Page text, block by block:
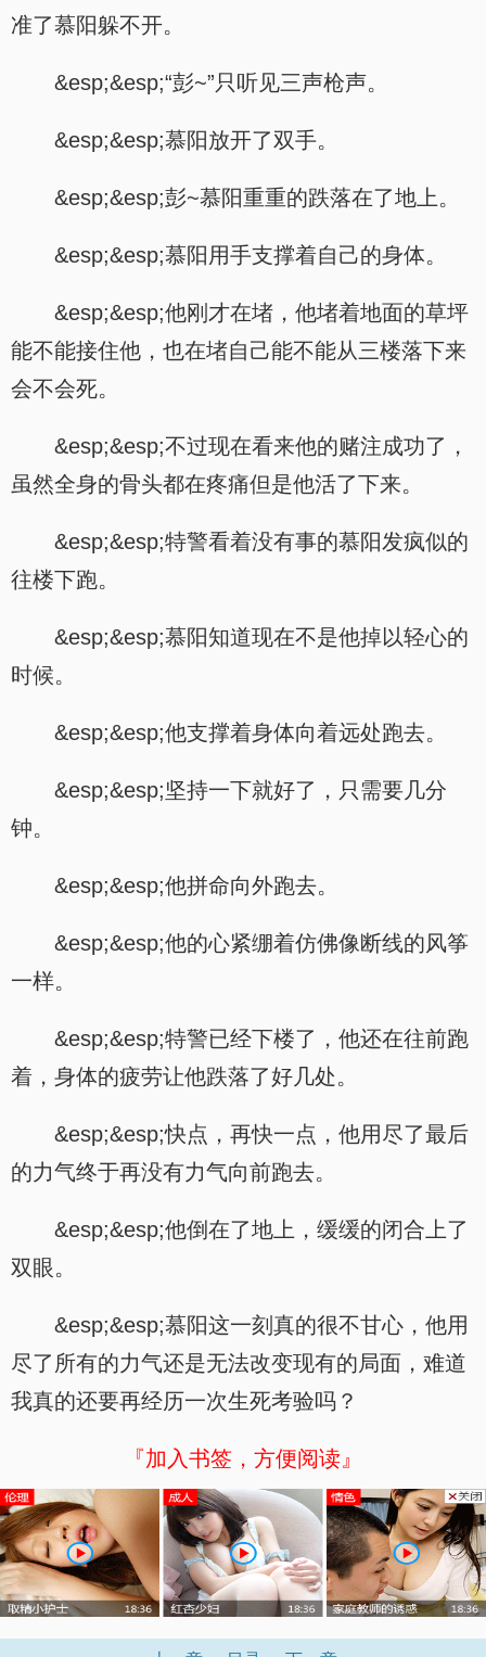
准了慕阳躲不开。
&esp;&esp;“彭~”只听见三声枪声。
&esp;&esp;慕阳放开了双手。
&esp;&esp;彭~慕阳重重的跌落在了地上。
&esp;&esp;慕阳用手支撑着自己的身体。
&esp;&esp;他刚才在堵，他堵着地面的草坪
能不能接住他，也在堵自己能不能从三楼落下来
会不会死。
&esp;&esp;不过现在看来他的赌注成功了，
虽然全身的骨头都在疼痛但是他活了下来。
&esp;&esp;特警看着没有事的慕阳发疯似的
往楼下跑。
&esp;&esp;慕阳知道现在不是他掉以轻心的
时候。
&esp;&esp;他支撑着身体向着远处跑去。
&esp;&esp;坚持一下就好了，只需要几分
钟。
&esp;&esp;他拼命向外跑去。
&esp;&esp;他的心紧绷着仿佛像断线的风筝
一样。
&esp;&esp;特警已经下楼了，他还在往前跑
着，身体的疲劳让他跌落了好几处。
&esp;&esp;快点，再快一点，他用尽了最后
的力气终于再没有力气向前跑去。
&esp;&esp;他倒在了地上，缓缓的闭合上了
双眼。
&esp;&esp;慕阳这一刻真的很不甘心，他用
尽了所有的力气还是无法改变现有的局面，难道
我真的还要再经历一次生死考验吗？
『加入书签，方便阅读』